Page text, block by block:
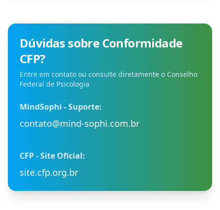
Dúvidas sobre Conformidade
CFP?
Entre em contato ou consulte diretamente o Conselho
Federal de Psicologia
MindSophi - Suporte:
contato@mind-sophi.com.br
CFP - Site Oficial:
site.cfp.org.br